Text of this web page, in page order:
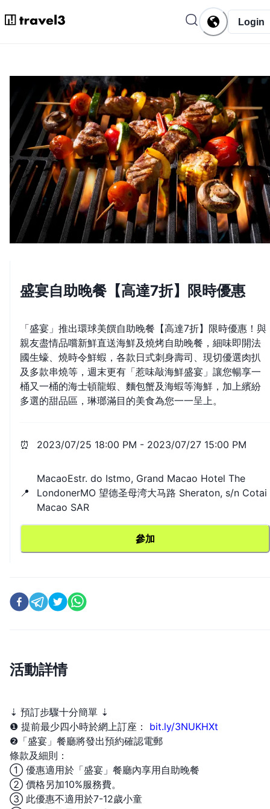
Login
盛宴自助晚餐【高達7折】限時優惠
「盛宴」推出環球美饌自助晚餐【高達7折】限時優惠！與
親友盡情品嚐新鮮直送海鮮及燒烤自助晚餐，細味即開法
國生蠔、燒時令鮮蝦，各款日式刺身壽司、現切優選肉扒
及多款串燒等，週末更有「惹味敲海鮮盛宴」讓您暢享一
桶又一桶的海士頓龍蝦、麵包蟹及海蝦等海鮮，加上繽紛
多選的甜品區，琳瑯滿目的美食為您一一呈上。
⏰ 2023/07/25 18:00 PM - 2023/07/27 15:00 PM
📍
MacaoEstr. do Istmo, Grand Macao Hotel The
LondonerMO 望德圣母湾大马路 Sheraton, s/n Cotai
Macao SAR
參加
活動詳情
⇣ 預訂步驟十分簡單 ⇣
❶ 提前最少四小時於網上訂座： bit.ly/3NUKHXt
❷「盛宴」餐廳將發出預約確認電郵
條款及細則：
① 優惠適用於「盛宴」餐廳內享用自助晚餐
② 價格另加10%服務費。
③ 此優惠不適用於7-12歲小童